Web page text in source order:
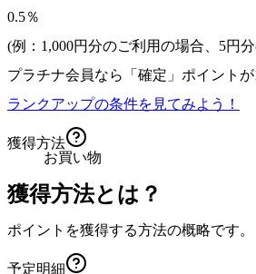
0.5％
(例：1,000円分のご利用の場合、 5円
プラチナ会員なら
「確定」 ポイントが
ランクアップの条件を見てみよう！
獲得方法
お買い物
獲得方法とは？
ポイントを獲得する方法の概略です。
予定明細